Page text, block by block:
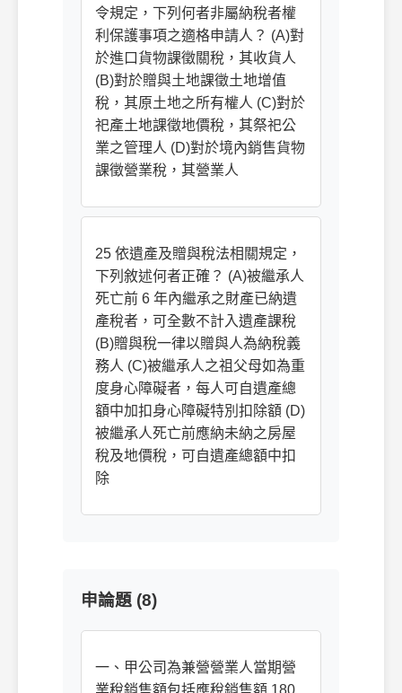
令規定，下列何者非屬納稅者權
利保護事項之適格申請人？ (A)對
於進口貨物課徵關稅，其收貨人
(B)對於贈與土地課徵土地增值
稅，其原土地之所有權人 (C)對於
祀產土地課徵地價稅，其祭祀公
業之管理人 (D)對於境內銷售貨物
課徵營業稅，其營業人
25 依遺產及贈與稅法相關規定，
下列敘述何者正確？ (A)被繼承人
死亡前 6 年內繼承之財產已納遺
產稅者，可全數不計入遺產課稅
(B)贈與稅一律以贈與人為納稅義
務人 (C)被繼承人之祖父母如為重
度身心障礙者，每人可自遺產總
額中加扣身心障礙特別扣除額 (D)
被繼承人死亡前應納未納之房屋
稅及地價稅，可自遺產總額中扣
除
申論題 (8)
一、甲公司為兼營營業人當期營
業稅銷售額包括應稅銷售額 180